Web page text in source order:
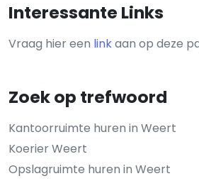
Interessante Links
Vraag hier een linkaan op deze
Zoek op trefwoord
Kantoorruimte huren in Weert
Koerier Weert
Opslagruimte huren in Weert